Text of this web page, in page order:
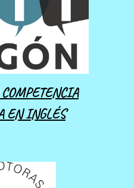
EN INGLÉS